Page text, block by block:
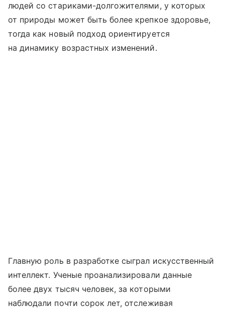
людей со стариками-долгожителями, у которых
от природы может быть более крепкое здоровье,
тогда как новый подход ориентируется
на динамику возрастных изменений.
Главную роль в разработке сыграл искусственный
интеллект. Ученые проанализировали данные
более двух тысяч человек, за которыми
наблюдали почти сорок лет, отслеживая